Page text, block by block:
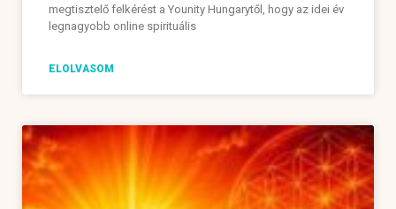
megtisztelő felkérést a Younity Hungarytől, hogy az idei év
legnagyobb online spirituális
ELOLVASOM